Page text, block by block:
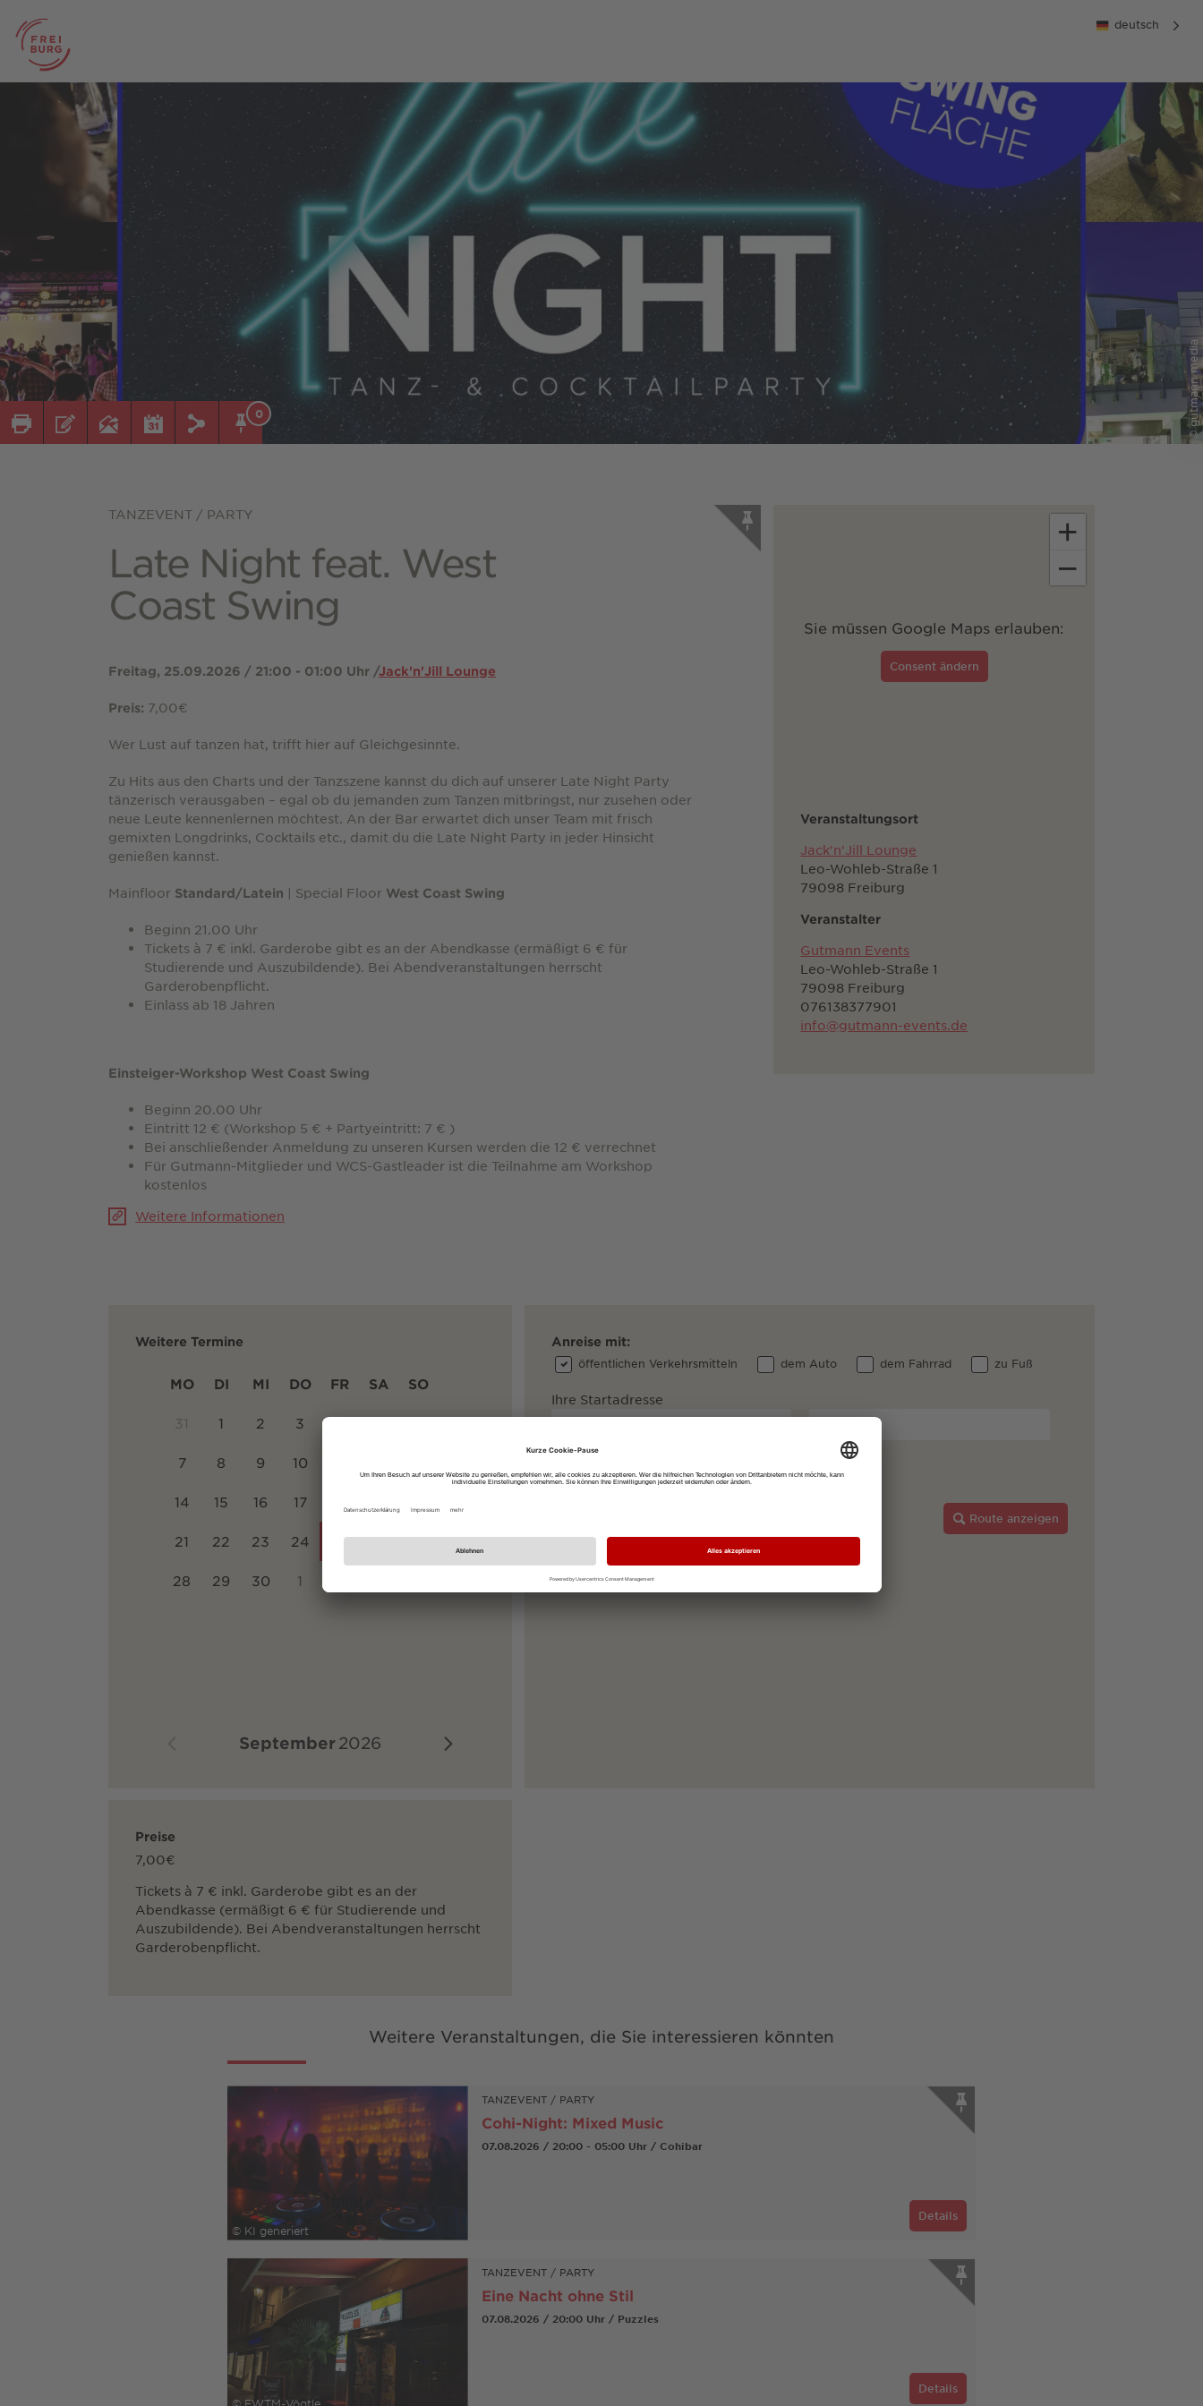
deutsch
© gutmann media
0
TANZEVENT / PARTY
Late Night feat. West
Coast Swing
Freitag, 25.09.2026 / 21:00 - 01:00 Uhr /Jack'n'Jill Lounge
Preis: 7,00€
Wer Lust auf tanzen hat, trifft hier auf Gleichgesinnte.
Zu Hits aus den Charts und der Tanzszene kannst du dich auf unserer Late Night Party
tänzerisch verausgaben – egal ob du jemanden zum Tanzen mitbringst, nur zusehen oder
neue Leute kennenlernen möchtest. An der Bar erwartet dich unser Team mit frisch
gemixten Longdrinks, Cocktails etc., damit du die Late Night Party in jeder Hinsicht
genießen kannst.
Mainfloor Standard/Latein | Special Floor West Coast Swing
Beginn 21.00 Uhr
Tickets à 7 € inkl. Garderobe gibt es an der Abendkasse (ermäßigt 6 € für
Studierende und Auszubildende). Bei Abendveranstaltungen herrscht
Garderobenpflicht.
Einlass ab 18 Jahren
Einsteiger-Workshop West Coast Swing
Beginn 20.00 Uhr
Eintritt 12 € (Workshop 5 € + Partyeintritt: 7 € )
Bei anschließender Anmeldung zu unseren Kursen werden die 12 € verrechnet
Für Gutmann-Mitglieder und WCS-Gastleader ist die Teilnahme am Workshop
kostenlos
Weitere Informationen
Sie müssen Google Maps erlauben:
Consent ändern
+
−
Veranstaltungsort
Jack'n'Jill Lounge
Leo-Wohleb-Straße 1
79098 Freiburg
Veranstalter
Gutmann Events
Leo-Wohleb-Straße 1
79098 Freiburg
076138377901
info@gutmann-events.de
Weitere Termine
September 2026
MO DI MI DO FR SA SO
31 1 2 3 4 5 6
7 8 9 10
14 15 16 17
21 22 23 24 25 26 27
28 29 30 1
Anreise mit:
öffentlichen Verkehrsmitteln dem Auto dem Fahrrad zu Fuß
Ihre Startadresse
Leo-Wohleb-Straße 1, 79098 Freiburg
Route anzeigen
Preise
7,00€
Tickets à 7 € inkl. Garderobe gibt es an der
Abendkasse (ermäßigt 6 € für Studierende und
Auszubildende). Bei Abendveranstaltungen herrscht
Garderobenpflicht.
Weitere Veranstaltungen, die Sie interessieren könnten
© KI generiert
TANZEVENT / PARTY
Cohi-Night: Mixed Music
07.08.2026 / 20:00 - 05:00 Uhr / Cohibar
Details
© FWTM-Vögtle
TANZEVENT / PARTY
Eine Nacht ohne Stil
07.08.2026 / 20:00 Uhr / Puzzles
Details